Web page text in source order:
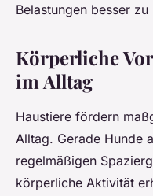
Belastungen besser
Körperliche
im Alltag
Haustiere fördern
Alltag. Gerade Hunde
regelmäßigen
körperliche Aktivität